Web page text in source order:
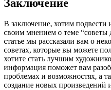
Заключение
В заключение, хотим подвести
своим мнением о теме “советы
статье мы рассказали вам о
советах, которые вы можете
хотите стать лучшим
информация поможет вам
проблемах и возможностях, а
создание новых произведений